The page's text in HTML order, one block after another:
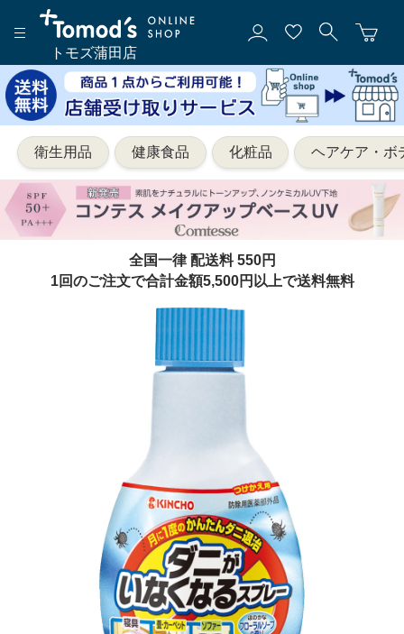
トモズ蒲田店
衛生用品 健康食品 化粧品 ヘアケア・ボ
全国一律 配送料 550円
1回のご注文で合計金額5,500円以上で送料無料